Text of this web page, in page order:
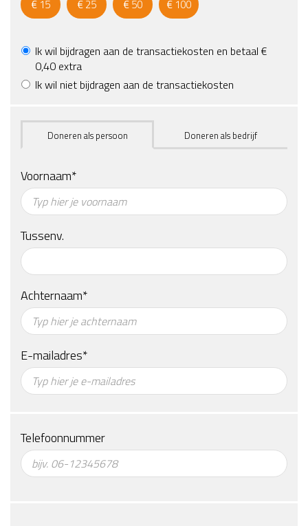
€15 €25 €50 €100
Ik wil bijdragen aan de transactiekosten en betaal €
0,40 extra
Ik wil niet bijdragen aan de transactiekosten
Doneren als persoon Doneren als bedrijf
Voornaam*
Tussenv.
Achternaam*
E-mailadres*
Telefoonnummer